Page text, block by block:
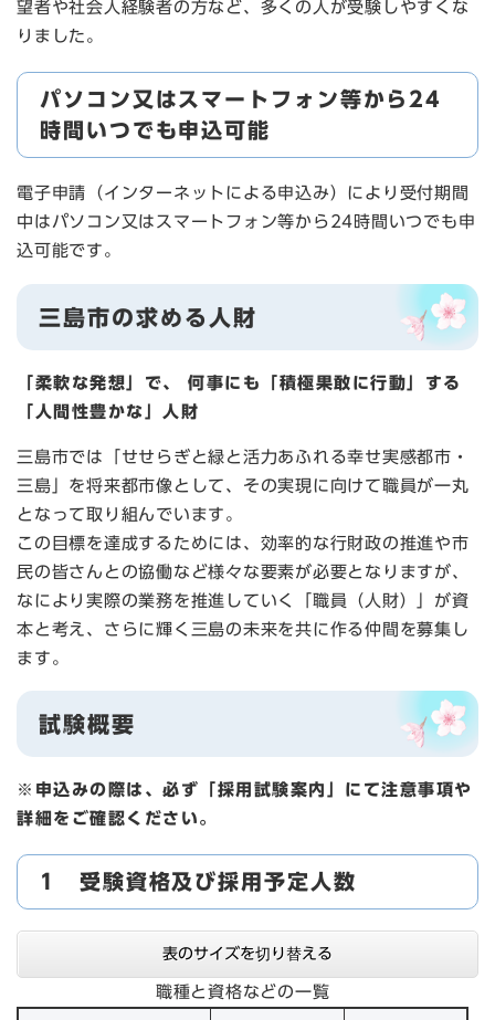
望者や社会人経験者の方など、多くの人が受験しやすくな
りました。
パソコン又はスマートフォン等から24
時間いつでも申込可能
電子申請（インターネットによる申込み）により受付期間
中はパソコン又はスマートフォン等から24時間いつでも申
込可能です。
三島市の求める人財
「柔軟な発想」で、 何事にも「積極果敢に行動」する
「人間性豊かな」人財
三島市では「せせらぎと緑と活力あふれる幸せ実感都市・
三島」を将来都市像として、その実現に向けて職員が一丸
となって取り組んでいます。
この目標を達成するためには、効率的な行財政の推進や市
民の皆さんとの協働など様々な要素が必要となりますが、
なにより実際の業務を推進していく「職員（人財）」が資
本と考え、さらに輝く三島の未来を共に作る仲間を募集し
ます。
試験概要
※申込みの際は、必ず「採用試験案内」にて注意事項や
詳細をご確認ください。
1 受験資格及び採用予定人数
表のサイズを切り替える
職種と資格などの一覧